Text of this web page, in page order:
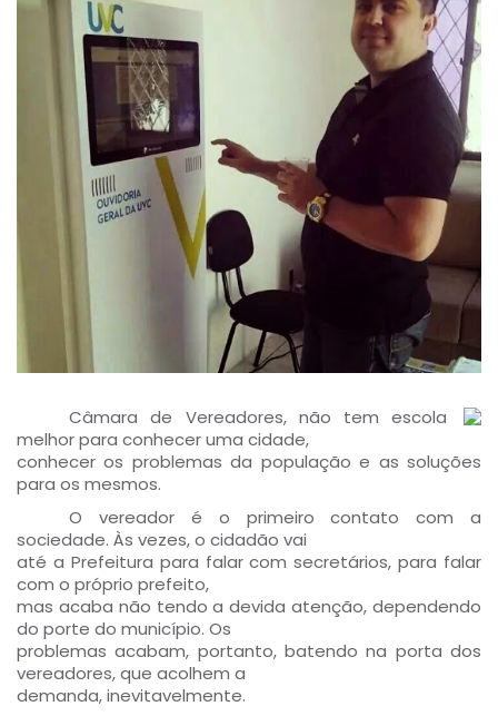
Câmara de Vereadores, não tem escola
melhor para conhecer uma cidade,
conhecer os problemas da população e as soluções
para os mesmos.
O vereador é o primeiro contato com a
sociedade. Às vezes, o cidadão vai
até a Prefeitura para falar com secretários, para falar
com o próprio prefeito,
mas acaba não tendo a devida atenção, dependendo
do porte do município. Os
problemas acabam, portanto, batendo na porta dos
vereadores, que acolhem a
demanda, inevitavelmente.